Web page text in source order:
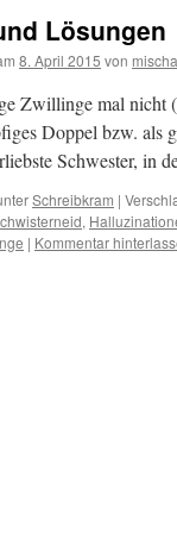
Lösungen
8. April 2015 von
Zwillinge mal nicht
Doppel bzw. als
Schwester, in
Schreibkram |
,
| Kommentar